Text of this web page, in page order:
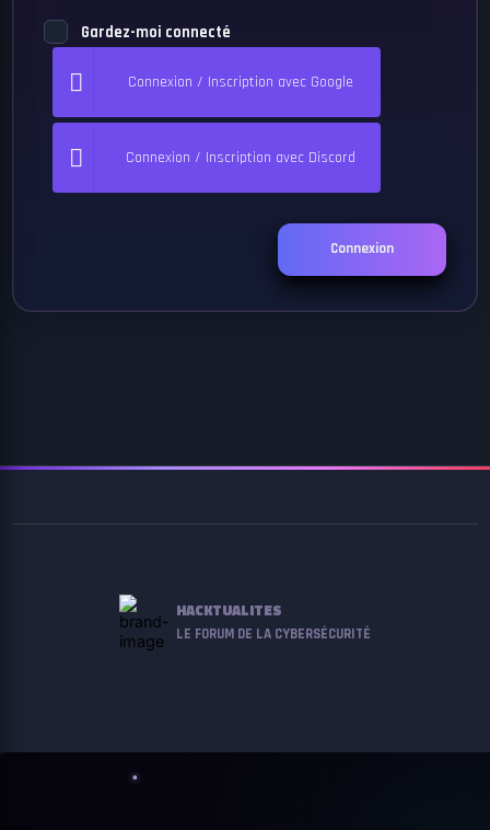
Gardez-moi connecté
Connexion / Inscription avec Google
Connexion / Inscription avec Discord
Connexion
HACKTUALITES
LE FORUM DE LA CYBERSÉCURITÉ